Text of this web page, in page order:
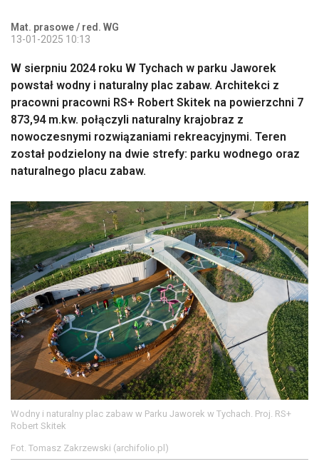
Mat. prasowe / red. WG
13-01-2025 10:13
W sierpniu 2024 roku W Tychach w parku Jaworek
powstał wodny i naturalny plac zabaw. Architekci z
pracowni pracowni RS+ Robert Skitek na powierzchni 7
873,94 m.kw. połączyli naturalny krajobraz z
nowoczesnymi rozwiązaniami rekreacyjnymi. Teren
został podzielony na dwie strefy: parku wodnego oraz
naturalnego placu zabaw.
Wodny i naturalny plac zabaw w Parku Jaworek w Tychach. Proj. RS+
Robert Skitek
Fot. Tomasz Zakrzewski (archifolio.pl)